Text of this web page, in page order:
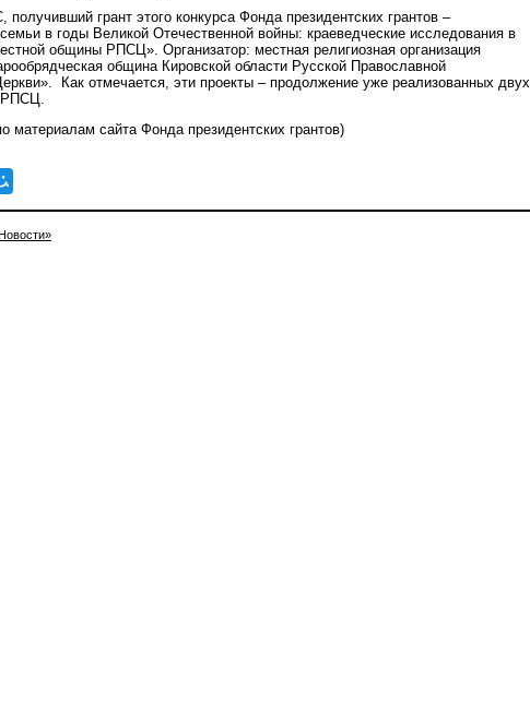
грант этого конкурса Фонда президентских грантов –
в годы Великой Отечественной войны: краеведческие исследования в
общины РПСЦ». Организатор: местная религиозная организация
община Кировской области Русской Православной
Как отмечается, эти проекты – продолжение уже реализованных двух
РПСЦ.
материалам сайта Фонда президентских грантов)